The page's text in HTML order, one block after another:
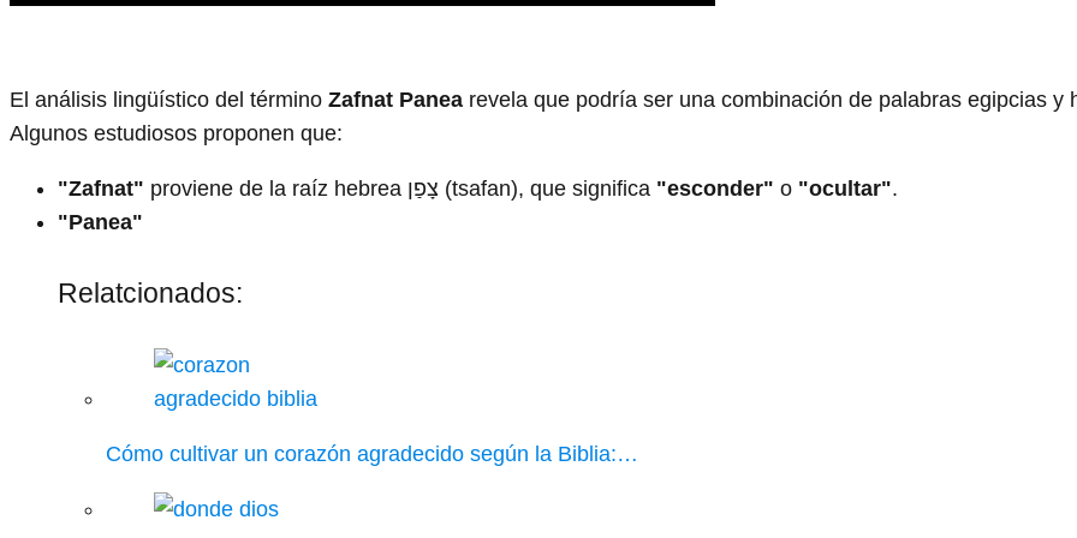
El análisis lingüístico del término Zafnat Panea revela que podría ser una combinación de palabras egipcias y
Algunos estudiosos proponen que:
"Zafnat" proviene de la raíz hebrea צָפַן (tsafan), que significa "esconder" o "ocultar".
"Panea"
Relatcionados:
Cómo cultivar un corazón agradecido según la Biblia:…